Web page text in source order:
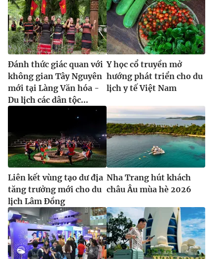
Đánh thức giác quan với
không gian Tây Nguyên
mới tại Làng Văn hóa -
Du lịch các dân tộc...
Y học cổ truyền mở
hướng phát triển cho du
lịch y tế Việt Nam
Liên kết vùng tạo dư địa
tăng trưởng mới cho du
lịch Lâm Đồng
Nha Trang hút khách
châu Âu mùa hè 2026